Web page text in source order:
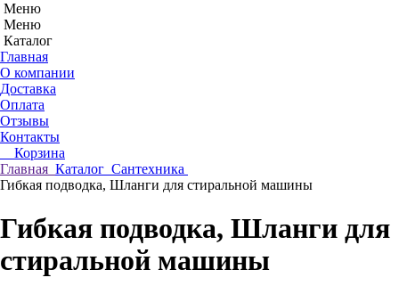
Меню
Меню
Каталог
Главная
О компании
Доставка
Оплата
Отзывы
Контакты
Корзина
Главная Каталог Сантехника
Гибкая подводка, Шланги для стиральной машины
Гибкая подводка, Шланги для
стиральной машины